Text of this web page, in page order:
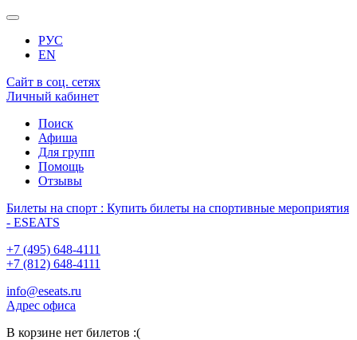
РУС
EN
Сайт в соц. сетях
Личный кабинет
Поиск
Афиша
Для групп
Помощь
Отзывы
Билеты на спорт : Купить билеты на спортивные мероприятия
- ESEATS
+7 (495) 648-4111
+7 (812) 648-4111
info@eseats.ru
Адрес офиса
В корзине нет билетов :(